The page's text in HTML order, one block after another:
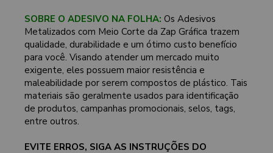
SOBRE O ADESIVO NA FOLHA: Os Adesivos
Metalizados com Meio Corte da Zap Gráfica trazem
qualidade, durabilidade e um ótimo custo benefício
para você. Visando atender um mercado muito
exigente, eles possuem maior resistência e
maleabilidade por serem compostos de plástico. Tais
materiais são geralmente usados para identificação
de produtos, campanhas promocionais, selos, tags,
entre outros.
EVITE ERROS, SIGA AS INSTRUÇÕES DO